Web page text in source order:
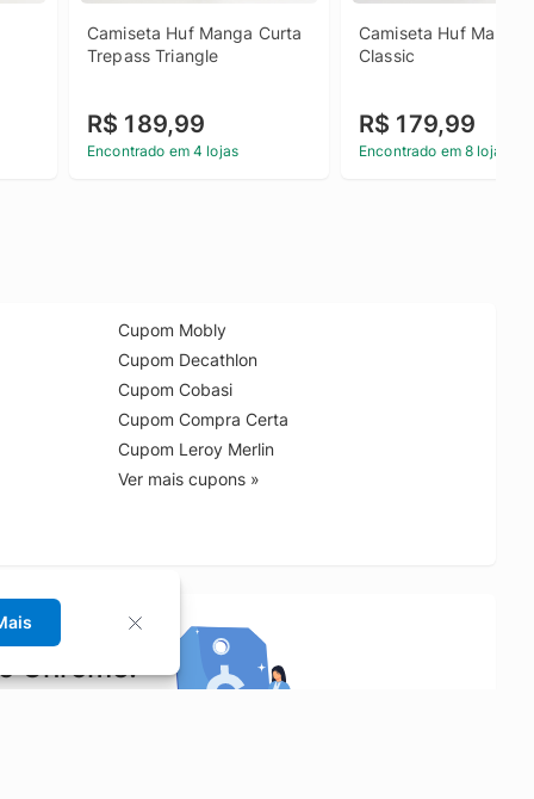
Camiseta Huf Manga Curta
Trepass Triangle
R$ 189,99
Encontrado em 4 lojas
Camiseta Huf Manga
Classic
R$ 179,99
Encontrado em 8 lojas
Cupom Mobly
Cupom Decathlon
Cupom Cobasi
Cupom Compra Certa
Cupom Leroy Merlin
Ver mais cupons »
Chrome!